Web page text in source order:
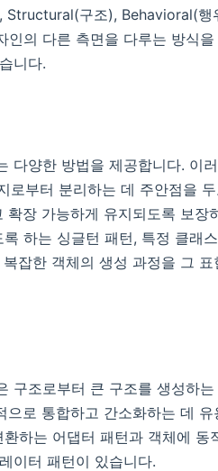
Structural(구조), Behavioral(행
의 다른 측면을 다루는 방식을
니다.
다양한 방법을 제공합니다. 이
로부터 분리하는 데 주안점을
장 가능하게 유지되도록 보장
하는 싱글턴 패턴, 특정 클래
잡한 객체의 생성 과정을 그 표
구조로부터 큰 구조를 생성하는
로 통합하고 간소화하는 데 유
하는 어댑터 패턴과 객체에 동
이터 패턴이 있습니다.